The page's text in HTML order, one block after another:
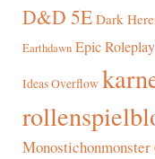
D&D 5E Dark
Earthdawn Epic Roleplay
Ideas Overflow
Monostichonmonster